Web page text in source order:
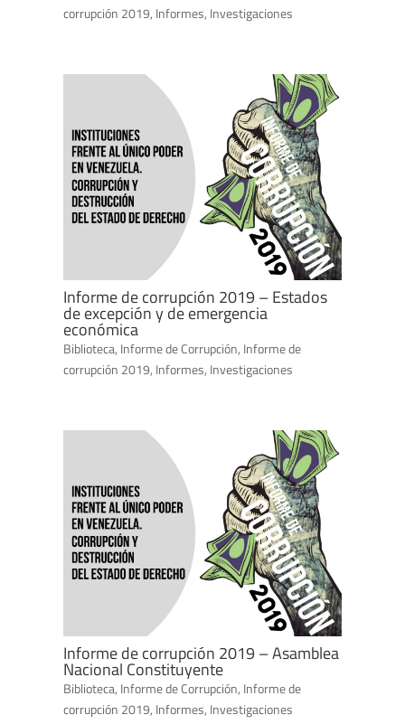
corrupción 2019, Informes, Investigaciones
Informe de corrupción 2019 – Estados
de excepción y de emergencia
económica
Biblioteca, Informe de Corrupción, Informe de
corrupción 2019, Informes, Investigaciones
Informe de corrupción 2019 – Asamblea
Nacional Constituyente
Biblioteca, Informe de Corrupción, Informe de
corrupción 2019, Informes, Investigaciones